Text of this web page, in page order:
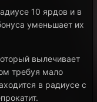
10 ярдов и в
уменьшает их
вылечивает
требуя мало
в радиусе с